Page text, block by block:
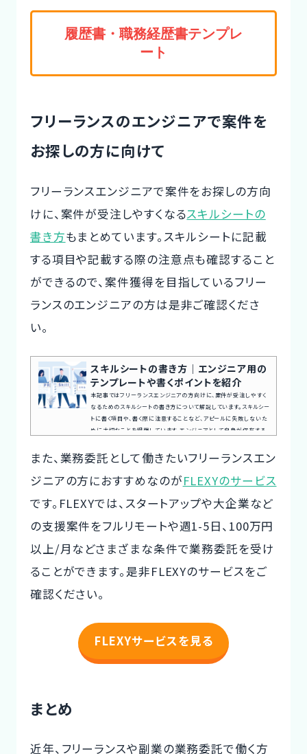
履歴書・職務経歴書テンプレ
ート
フリーランスのエンジニアで案件を
お探しの方に向けて
フリーランスエンジニアで案件をお探しの方向
けに、案件が受注しやすくなるスキルシートの
書き方もまとめています。スキルシートに記載
する項目や記載する際の注意点も確認すること
ができるので、案件獲得を目指しているフリー
ランスのエンジニアの方は是非ご確認くださ
い。
スキルシートの書き方｜エンジニア用の
テンプレートや書くポイントを紹介
本記事ではフリーランスエンジニアの方向けに、案件が受注しやすく
なるためのスキルシートの書き方について解説しています。スキルシー
トに書く項目や、書く際に注意することなど、アピールに失敗しないた
めに大切なことを網羅しています。エンジニアとして自身が保有する
スキルシートを作成して、案件獲得につなげていきましょう。案件探し
の悩み交渉の不安、専任エージェントが全てサポート今すぐ無料キャ
リア相談を申し込むスキルシートとはスキルシートとは、履歴...
また、業務委託として働きたいフリーランスエン
ジニアの方におすすめなのがFLEXYのサービス
です。FLEXYでは、スタートアップや大企業など
の支援案件をフルリモートや週1-5日、100万円
以上/月などさまざまな条件で業務委託を受け
ることができます。是非FLEXYのサービスをご
確認ください。
FLEXYサービスを見る
まとめ
近年、フリーランスや副業の業務委託で働く方